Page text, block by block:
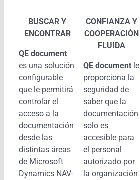
BUSCAR Y
ENCONTRAR
QE document
es una solución
configurable
que le permitirá
controlar el
acceso a la
documentación
desde las
distintas áreas
de Microsoft
Dynamics NAV-
CONFIANZA Y
COOPERACIÓN
FLUIDA
QE documentle
proporciona la
seguridad de
saber que la
documentación
solo es
accesible para
el personal
autorizado por
la organización